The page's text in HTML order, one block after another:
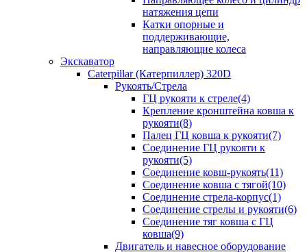
натяжения цепи
Катки опорные и
поддерживающие,
направляющие колеса
Экскаватор
Caterpillar (Катерпиллер) 320D
Рукоять/Стрела
ГЦ рукояти к стреле(4)
Крепление кронштейна ковша к
рукояти(8)
Палец ГЦ ковша к рукояти(7)
Соединение ГЦ рукояти к
рукояти(5)
Соединение ковш-рукоять(11)
Соединение ковша с тягой(10)
Соединение стрела-корпус(1)
Соединение стрелы и рукояти(6)
Соединение тяг ковша с ГЦ
ковша(9)
Двигатель и навесное оборудование